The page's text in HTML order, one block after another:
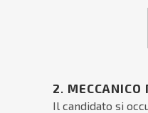
2. MECCANICO
Il candidato si